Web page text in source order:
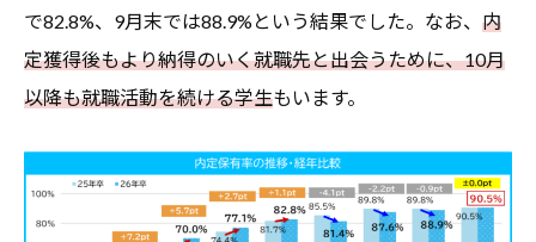
で82.8%、9月末では88.9%という結果でした。なお、 内
定獲得後もより納得のいく就職先と出会うために、10月
以降も就職活動を続ける学生もいます。